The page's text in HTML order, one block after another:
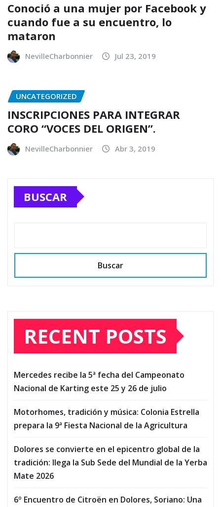
Conoció a una mujer por Facebook y
cuando fue a su encuentro, lo
mataron
NevilleCharbonnier Jul 23, 2019
UNCATEGORIZED
INSCRIPCIONES PARA INTEGRAR
CORO “VOCES DEL ORIGEN”.
NevilleCharbonnier Abr 3, 2019
BUSCAR
Buscar
RECENT POSTS
Mercedes recibe la 5ª fecha del Campeonato
Nacional de Karting este 25 y 26 de julio
Motorhomes, tradición y música: Colonia Estrella
prepara la 9ª Fiesta Nacional de la Agricultura
Dolores se convierte en el epicentro global de la
tradición: llega la Sub Sede del Mundial de la Yerba
Mate 2026
6º Encuentro de Citroën en Dolores, Soriano: Una